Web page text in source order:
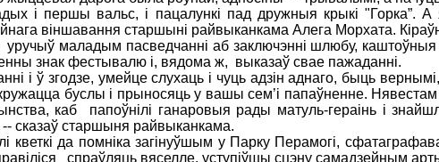
і першы вальс, і пацалункі пад дружныя крыкі "Горка”. А
віншавання старшыні райвыканкама Алега Морхата.
уручыў маладым пасведчанні аб заключэнні шлюбу, каштоўныя
знак фестывалю і, вядома ж, выказаў свае пажаданні.
і ў згодзе, умейце слухаць і чуць адзін аднаго, быць
буслы і прыносяць у вашы сем’і папаўненне.
каб папоўнілі ганаровыя рады матуль-гераінь і
-- сказаў старшыня райвыканкама.
кветкі да помніка загінуўшым у Парку Перамогі,
спраўляць вяселле, уступіўшы сцэну самадзейным